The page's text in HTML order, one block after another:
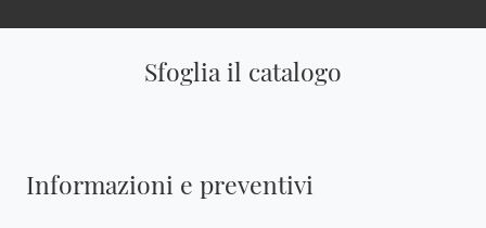
Sfoglia il catalogo
Informazioni e preventivi